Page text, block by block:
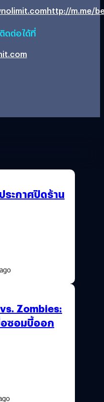
http://m.me/
ดต่อได้ที่
ระกาศปิดร้าน
Zombies:
อซอมบี้ออก